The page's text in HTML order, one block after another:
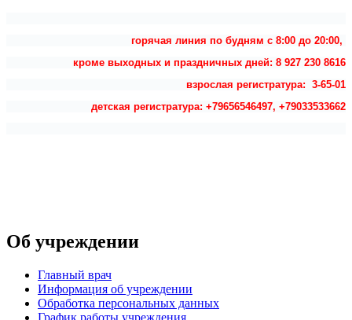
горячая линия по будням с 8:00 до 20:00,
кроме выходных и праздничных дней: 8 927 230 8616
взрослая регистратура: 3-65-01
детская регистратура: +79656546497, +79033533662
Об учреждении
Главный врач
Информация об учреждении
Обработка персональных данных
График работы учреждения